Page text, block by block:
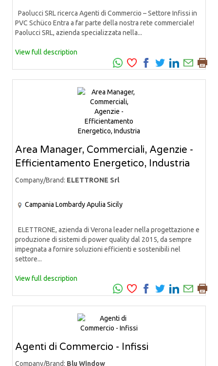
Paolucci SRL ricerca Agenti di Commercio – Settore Infissi in
PVC Schüco Entra a far parte della nostra rete commerciale!
Paolucci SRL, azienda specializzata nella...
View full description
Area Manager, Commerciali, Agenzie -
Efficientamento Energetico, Industria
Company/Brand: ELETTRONE Srl
Campania LombardyApulia Sicily
ELETTRONE, azienda di Verona leader nella progettazione e
produzione di sistemi di power quality dal 2015, da sempre
impegnata a fornire soluzioni efficienti e sostenibili nel
settore...
View full description
Agenti di Commercio - Infissi
Company/Brand: Blu Window